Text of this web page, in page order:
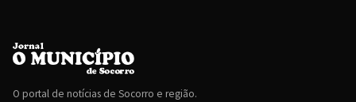
O portal de notícias de Socorro e região.